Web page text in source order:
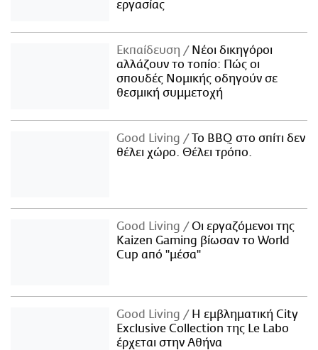
εργασίας
Εκπαίδευση
Νέοι δικηγόροι
αλλάζουν το τοπίο: Πώς οι
σπουδές Νομικής οδηγούν σε
θεσμική συμμετοχή
Good Living
Το BBQ στο σπίτι δεν
θέλει χώρο. Θέλει τρόπο.
Good Living
Οι εργαζόμενοι της
Kaizen Gaming βίωσαν το World
Cup από "μέσα"
Good Living
Η εμβληματική City
Exclusive Collection της Le Labo
έρχεται στην Αθήνα